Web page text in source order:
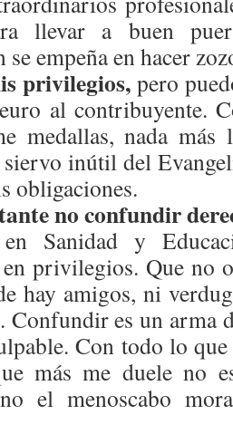
llevar a buen
empeña en hacer
privilegios, pero
al contribuyente.
medallas, nada
inútil del
obligaciones.
no confundir
Sanidad y
privilegios. Que no
hay amigos, ni
Confundir es un arma
Con todo lo
más me duele no
el menoscabo